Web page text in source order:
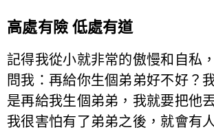
高處有險 低處有道
記得我從小就非常的傲慢和自私
問我：再給你生個弟弟好不好？
是再給我生個弟弟，我就要把他
我很害怕有了弟弟之後，就會有